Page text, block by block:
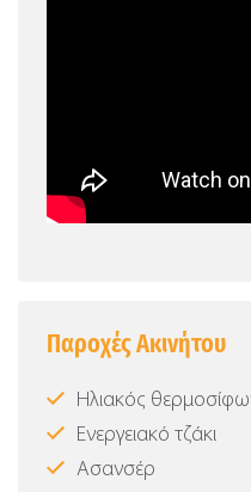
Παροχές Ακινήτου
Ηλιακός
Ενεργειακό τζάκι
Ασανσέρ